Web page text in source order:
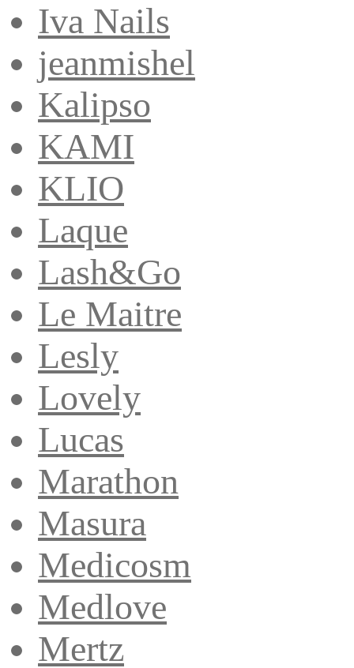
Iva Nails
jeanmishel
Kalipso
KAMI
KLIO
Laque
Lash&Go
Le Maitre
Lesly
Lovely
Lucas
Marathon
Masura
Medicosm
Medlove
Mertz